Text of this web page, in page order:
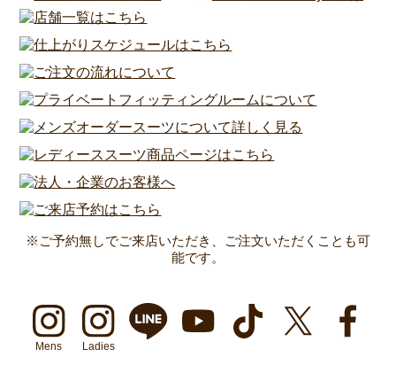
※ご予約無しでご来店いただき、ご注文いただくことも可
能です。
Mens Ladies